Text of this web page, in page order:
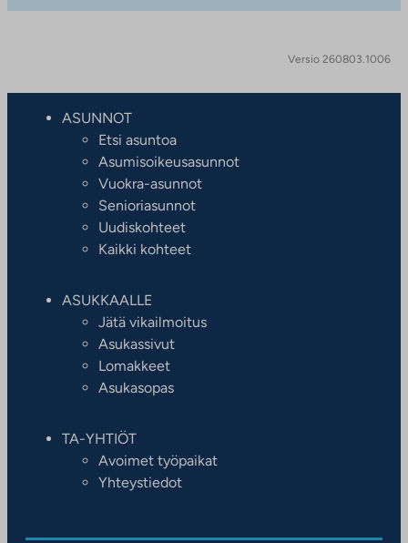
Versio 260803.1006
ASUNNOT
Etsi asuntoa
Asumisoikeusasunnot
Vuokra-asunnot
Senioriasunnot
Uudiskohteet
Kaikki kohteet
ASUKKAALLE
Jätä vikailmoitus
Asukassivut
Lomakkeet
Asukasopas
TA-YHTIÖT
Avoimet työpaikat
Yhteystiedot